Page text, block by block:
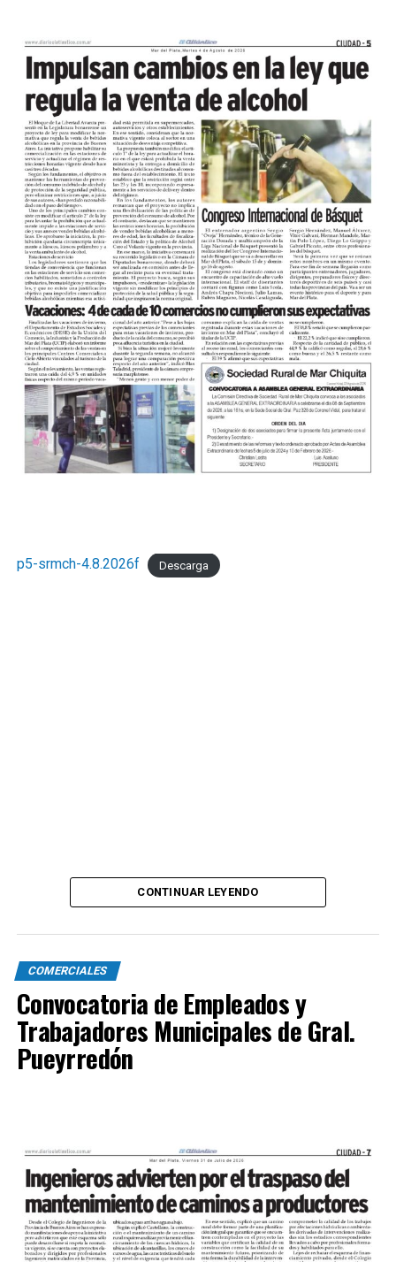
p5-srmch-4.8.2026f Descarga
CONTINUAR LEYENDO
COMERCIALES
Convocatoria de Empleados y
Trabajadores Municipales de Gral.
Pueyrredón